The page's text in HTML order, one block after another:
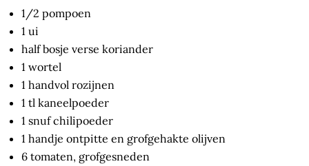
1/2 pompoen
1 ui
half bosje verse koriander
1 wortel
1 handvol rozijnen
1 tl kaneelpoeder
1 snuf chilipoeder
1 handje ontpitte en grofgehakte olijven
6 tomaten, grofgesneden